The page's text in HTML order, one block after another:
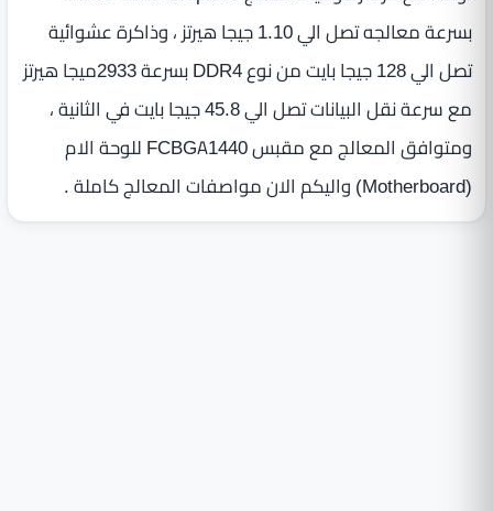
بسرعة معالجه تصل الي 1.10 جيجا هيرتز ، وذاكرة عشوائية
تصل الي 128 جيجا بايت من نوع DDR4 بسرعة 2933ميجا هيرتز
مع سرعة نقل البيانات تصل الي 45.8 جيجا بايت في الثانية ،
ومتوافق المعالج مع مقبس FCBGA1440 للوحة الام
(Motherboard) واليكم الان مواصفات المعالج كاملة .